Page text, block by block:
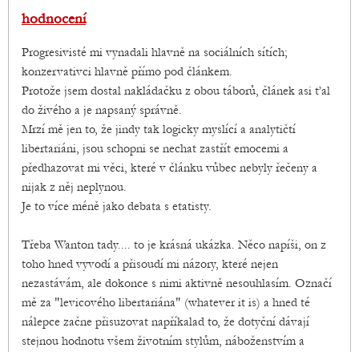
hodnocení
Progresivisté mi vynadali hlavně na sociálních sítích;
konzervativci hlavně přímo pod článkem.
Protože jsem dostal nakládačku z obou táborů, článek asi ťal
do živého a je napsaný správně.
Mrzí mě jen to, že jindy tak logicky myslící a analytičtí
libertariáni, jsou schopni se nechat zastřít emocemi a
předhazovat mi věci, které v článku vůbec nebyly řečeny a
nijak z něj neplynou.
Je to více méně jako debata s etatisty.
Třeba Wanton tady.... to je krásná ukázka. Něco napíši, on z
toho hned vyvodí a přisoudí mi názory, které nejen
nezastávám, ale dokonce s nimi aktivně nesouhlasím. Označí
mě za "levicového libertariána" (whatever it is) a hned té
nálepce začne přisuzovat napříkalad to, že dotyční dávají
stejnou hodnotu všem životním stylům, náboženstvím a